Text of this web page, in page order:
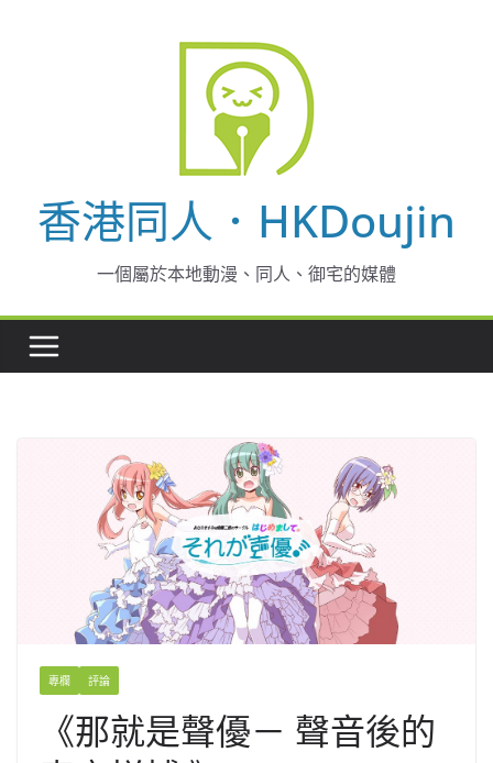
香港同人．HKDoujin
一個屬於本地動漫、同人、御宅的媒體
專欄 評論
《那就是聲優－ 聲音後的